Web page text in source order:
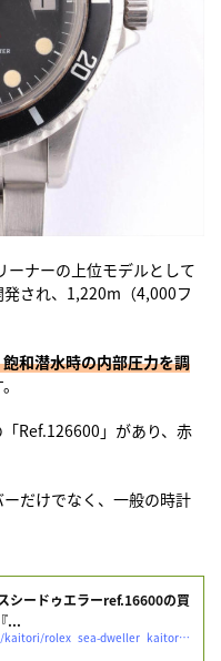
ーナーの上位モデルとして
され、1,220m（4,000フ
和潜水時の内部圧力を調
Ref.126600」があり、赤
だけでなく、一般の時計
シードゥエラーref.16600の買
...
https://re-musubi.jp/column/kaitori/rolex_sea-dweller_kaitorisouba